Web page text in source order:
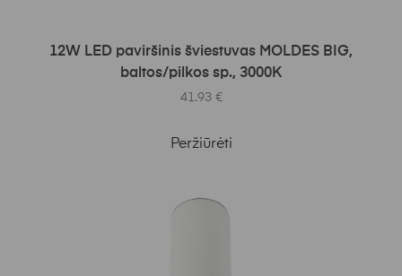
Į KREPŠELĮ
12W LED paviršinis šviestuvas MOLDES BIG,
baltos/pilkos sp., 3000K
41.93 €
Peržiūrėti